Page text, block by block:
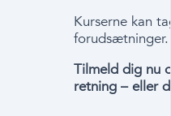
Kurserne kan
forudsætninger.
Tilmeld dig nu
retning – eller